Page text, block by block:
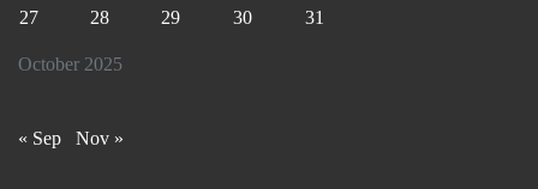
October 2025
27
28 29 30 31
« Sep Nov »